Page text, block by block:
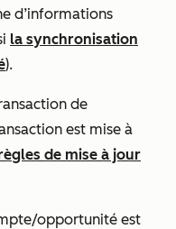
d’informations
la synchronisation
).
de
est mise à
de mise à jour
opportunité est